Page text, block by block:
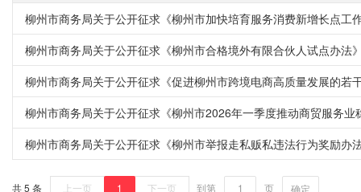
柳州市商务局关于公开征求《柳州市加快培育服务消费新增长点工
柳州市商务局关于公开征求《柳州市合格境外有限合伙人试点办法
柳州市商务局关于公开征求《促进柳州市跨境电商高质量发展的若
柳州市商务局关于公开征求《柳州市2026年一季度推动商贸服务
柳州市商务局关于公开征求《柳州市举报走私贩私违法行为奖励办
共 5 条 上一页 1 下一页 到第 页 确定